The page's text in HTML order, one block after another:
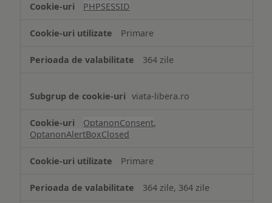
Cookie
necesare
PHPSESSID
Primare
364 zile
viata-libera.ro
OptanonConsent,
OptanonAlertBoxClosed
Primare
364 zile, 364 zile